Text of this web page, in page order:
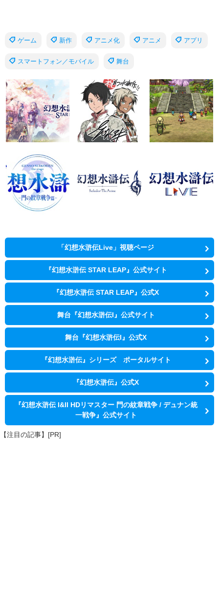
ゲーム 新作 アニメ化 アニメ アプリ
スマートフォン／モバイル 舞台
「幻想水滸伝Live」視聴ページ
『幻想水滸伝 STAR LEAP』公式サイト
『幻想水滸伝 STAR LEAP』公式X
舞台『幻想水滸伝I』公式サイト
舞台『幻想水滸伝I』公式X
『幻想水滸伝』シリーズ ポータルサイト
『幻想水滸伝』公式X
『幻想水滸伝 I&II HDリマスター 門の紋章戦争 / デュナン統
一戦争』公式サイト
【注目の記事】[PR]